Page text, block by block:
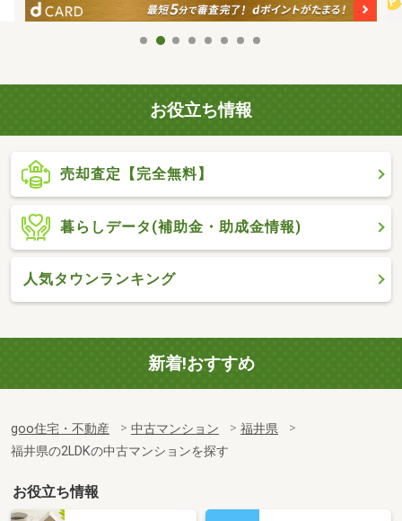
お役立ち情報
売却査定【完全無料】
暮らしデータ(補助金・助成金情報)
人気タウンランキング
新着!おすすめ
goo住宅・不動産 中古マンション
福井県
福井県の2LDKの中古マンションを探す
お役立ち情報